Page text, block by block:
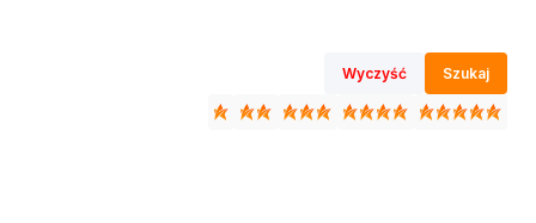
Wyczyść Szukaj